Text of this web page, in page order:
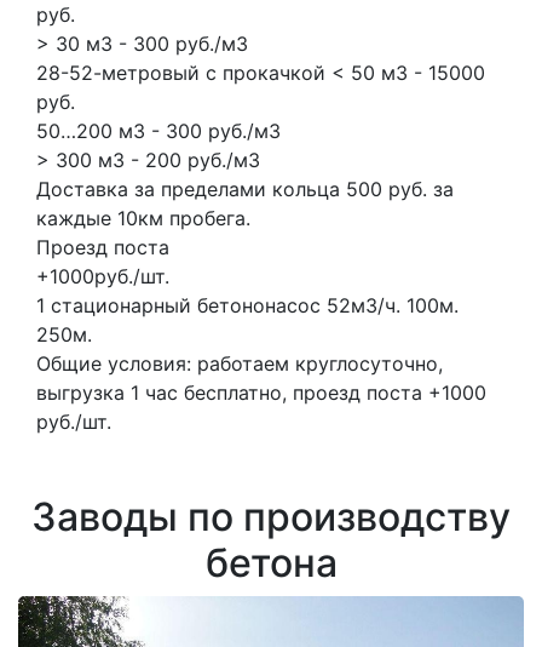
руб.
> 30 м3 - 300 руб./м3
28-52-метровый с прокачкой < 50 м3 - 15000
руб.
50…200 м3 - 300 руб./м3
> 300 м3 - 200 руб./м3
Доставка за пределами кольца 500 руб. за
каждые 10км пробега.
Проезд поста
+1000руб./шт.
1 стационарный бетононасос 52м3/ч. 100м.
250м.
Общие условия: работаем круглосуточно,
выгрузка 1 час бесплатно, проезд поста +1000
руб./шт.
Заводы по производству
бетона